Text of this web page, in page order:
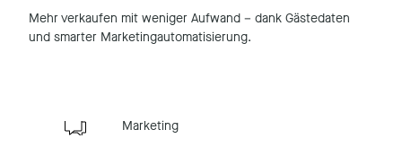
Mehr verkaufen mit weniger Aufwand – dank Gästedaten
und smarter Marketingautomatisierung.
Marketing